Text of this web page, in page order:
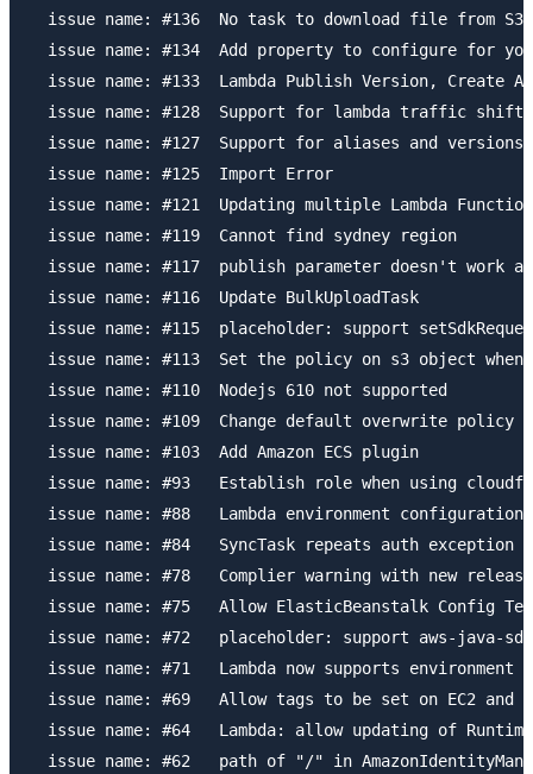
issue name: #136  No task to download file from S3
issue name: #134  Add property to configure for
issue name: #133  Lambda Publish Version, Create
issue name: #128  Support for lambda traffic
issue name: #127  Support for aliases and versions
  issue name: #125  Import Error
issue name: #121  Updating multiple Lambda
  issue name: #119  Cannot find sydney region
issue name: #117  publish parameter doesn't work
  issue name: #116  Update BulkUploadTask
issue name: #115  placeholder: support
issue name: #113  Set the policy on s3 object when
  issue name: #110  Nodejs 610 not supported
issue name: #109  Change default overwrite policy
  issue name: #103  Add Amazon ECS plugin
issue name: #93   Establish role when using
issue name: #88   Lambda environment
issue name: #84   SyncTask repeats auth exception
  issue name: #78   Complier warning with new release
issue name: #75   Allow ElasticBeanstalk Config
issue name: #72   placeholder: support aws-java-
issue name: #71   Lambda now supports environment
issue name: #69   Allow tags to be set on EC2 and
issue name: #64   Lambda: allow updating of
issue name: #62   path of "/" in